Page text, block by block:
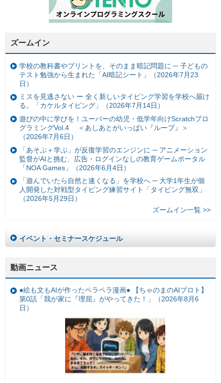
ズームイン
学校の教科書やプリントを、そのまま暗記問題に ─ 子どもの
テスト勉強から生まれた「AI暗記シート」（2026年7月23
日）
ミスを見逃さない ー 全く新しいタイピング学習を学校へ届け
る。「カケルタイピング」（2026年7月14日）
遊びの中に学びを！ユーバーの幼児・低学年向けScratchプロ
グラミングVol.4 ＜あしあとがいっぱい『ループ』＞
（2026年7月6日）
「あそぶ＋学ぶ」が反復学習のエンジンに ─ アニメーション
監督がAIと挑む、広告・ログインなしの教育ゲームポータル
「NOA Games」（2026年6月4日）
「遊んでいたら自然と速くなる」を学校へ ─ 大学1年生が個
人開発した対戦型タイピング練習サイト「タイピング無双」
（2026年5月29日）
ズームイン一覧 >>
イベント・セミナースケジュール
動画ニュース
●絵も文もAIが作ったペラペラ漫画● 【ちゃのまのAIプロト】
第0話「我が家に『理屈』がやってきた！」（2026年8月6
日）